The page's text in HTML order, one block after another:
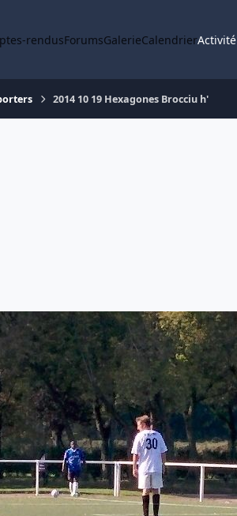
rendusForumsGalerieCalendrierActivité
2014 10 19 Hexagones Brocciu h'